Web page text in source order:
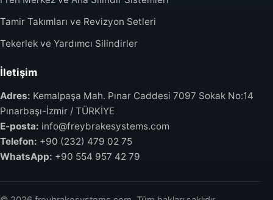
Tamir Takımları ve Revizyon Setleri
Tekerlek ve Yardımcı Silindirler
İletişim
Adres: Kemalpaşa Mah. Pınar Caddesi 7097 Sokak No:14
Pınarbaşı-İzmir / TÜRKİYE
E-posta: info@freybrakesystems.com
Telefon: +90 (232) 479 02 75
WhatsApp: +90 554 957 42 79